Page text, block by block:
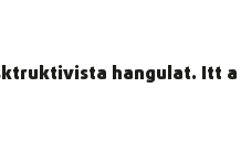
hangulat. Itt